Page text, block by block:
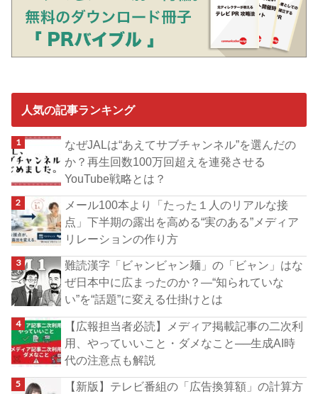
人気の記事ランキング
なぜJALは“あえてサブチャンネル”を選んだの
か？再生回数100万回超えを連発させる
YouTube戦略とは？
メール100本より「たった１人のリアルな接
点」下半期の露出を高める“実のある”メディア
リレーションの作り方
難読漢字「ビャンビャン麺」の「ビャン」はな
ぜ日本中に広まったのか？―“知られていな
い”を“話題”に変える仕掛けとは
【広報担当者必読】メディア掲載記事の二次利
用、やっていいこと・ダメなこと──生成AI時
代の注意点も解説
【新版】テレビ番組の「広告換算額」の計算方